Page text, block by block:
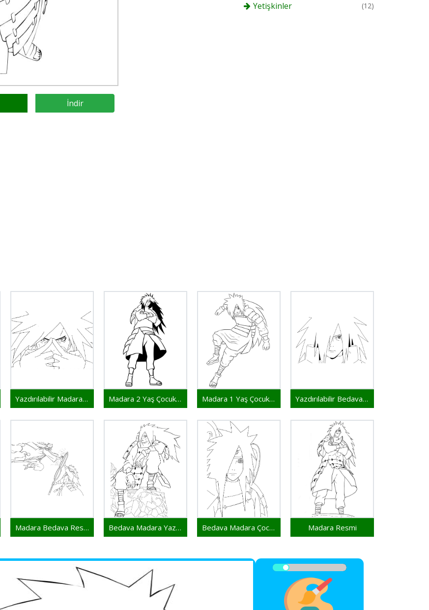
İndir
Yetişkinler (12)
Yazdırılabilir Madara Bedava Madara 2 Yaş Çocuklar İçin Madara 1 Yaş Çocuklar İçin Yazdırılabilir Bedava Madara
Madara Bedava Resim Bedava Madara Yazdır Bedava Madara Çocuklar İçin Madara Resmi